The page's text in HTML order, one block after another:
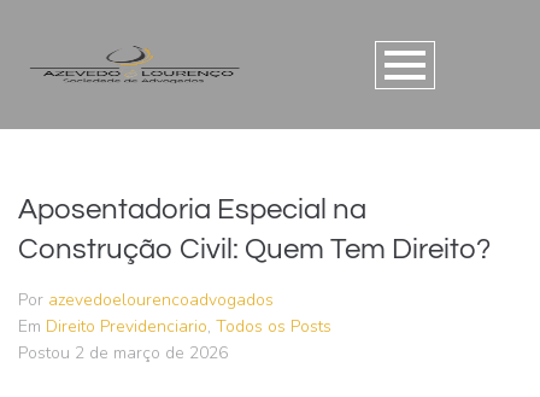
Aposentadoria Especial na
Construção Civil: Quem Tem Direito?
Por azevedoelourencoadvogados
Em Direito Previdenciario, Todos os Posts
Postou 2 de março de 2026